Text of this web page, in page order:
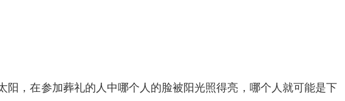
，在参加葬礼的人中哪个人的脸被阳光照得亮，哪个人就可能是下